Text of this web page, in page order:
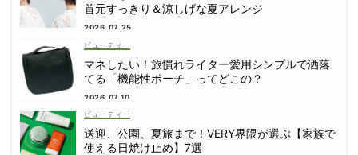
首元すっきり＆涼しげな夏アレンジ
2026.07.25
ビューティー
マネしたい！旅慣れライター愛用シンプルで洒落
てる「機能性ポーチ」ってどこの？
2026.07.10
ビューティー
送迎、公園、夏旅まで！VERY界隈が選ぶ【家族で
使える日焼け止め】7選